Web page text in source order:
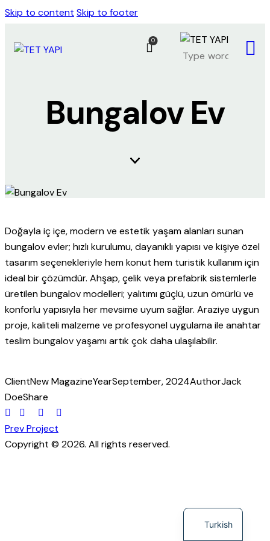
Skip to content Skip to footer
0
Bungalov Ev
KURUMSAL
REFERANSLARIMIZ
Doğayla iç içe, modern ve estetik yaşam alanları sunan
bungalov evler; hızlı kurulumu, dayanıklı yapısı ve kişiye özel
tasarım seçenekleriyle hem konut hem turistik kullanım için
ideal bir çözümdür. Ahşap, çelik veya prefabrik sistemlerle
üretilen bungalov modelleri; yalıtımı güçlü, uzun ömürlü ve
konforlu yapısıyla her mevsime uyum sağlar. Araziye uygun
proje, kaliteli malzeme ve profesyonel uygulama ile anahtar
teslim bungalov yaşamı artık çok daha ulaşılabilir.
ClientNew MagazineYearSeptember, 2024AuthorJack
DoeShare
Prev Project
Copyright © 2026. All rights reserved.
Turkish